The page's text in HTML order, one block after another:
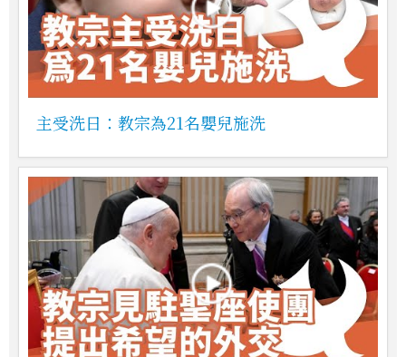
主受洗日：教宗為21名嬰兒施洗